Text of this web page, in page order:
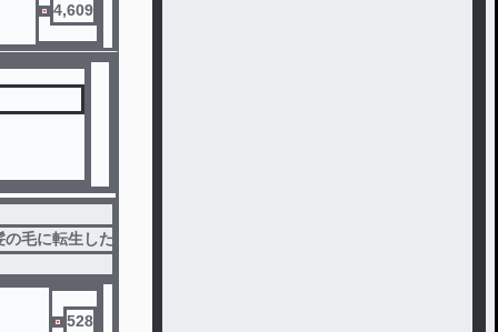
4,609
毛に転生したい女
528